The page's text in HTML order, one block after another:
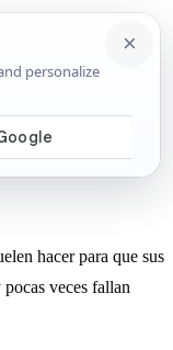
la atención de
hacer para que sus
veces fallan